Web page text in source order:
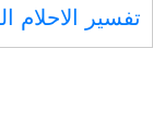
تفسير